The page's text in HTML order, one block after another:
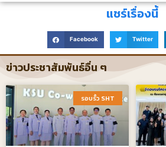
แชร์เรื่องนี้
Facebook Twitter
ข่าวประชาสัมพันธ์อื่น ๆ
รอบรั้ว SHT​